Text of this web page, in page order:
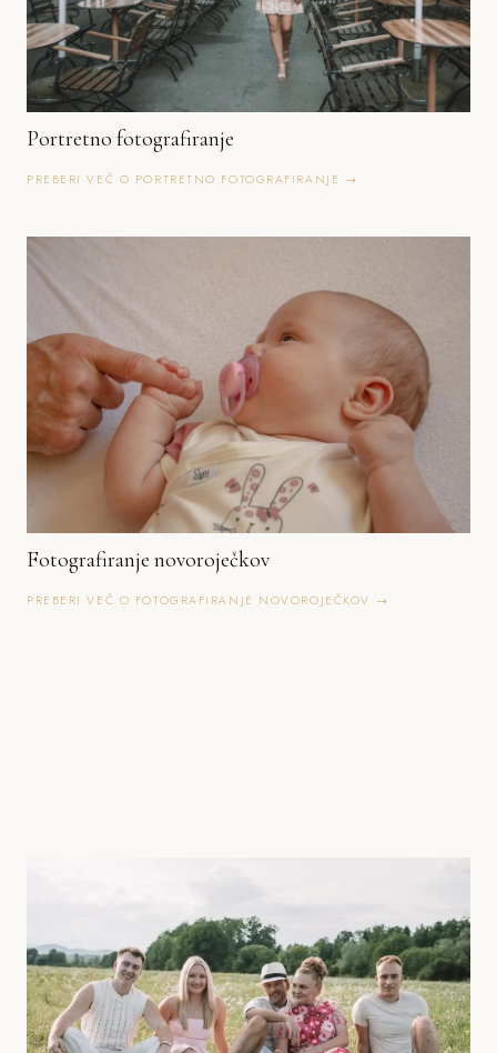
Portretno fotografiranje
PREBERI VEČ O PORTRETNO FOTOGRAFIRANJE →
Fotografiranje novoroječkov
PREBERI VEČ O FOTOGRAFIRANJE NOVOROJEČKOV →